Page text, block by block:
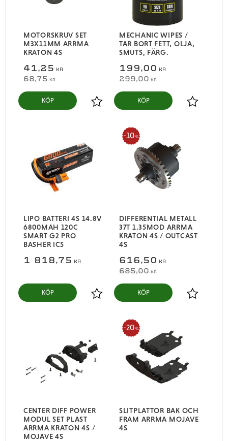
MOTORSKRUV SET
M3X11MM ARRMA
KRATON 4S
41,25 KR
68,75KR
Lägg till i favoriter
KÖP
MECHANIC WIPES /
TAR BORT FETT, OLJA,
SMUTS, FÄRG.
199,00 KR
299,00KR
Lägg till i
KÖP
LIPO BATTERI 4S 14.8V
6800MAH 120C
SMART G2 PRO
BASHER IC5
1 818,75 KR
Lägg till i favoriter
KÖP
DIFFERENTIAL METALL
37T 1.35MOD ARRMA
KRATON 4S / OUTCAST
4S
616,50 KR
685,00KR
10 %
Lägg till i
KÖP
CENTER DIFF POWER
MODUL SET PLAST
ARRMA KRATON 4S /
MOJAVE 4S
SLITPLATTOR BAK OCH
FRAM ARRMA MOJAVE
4S
20 %